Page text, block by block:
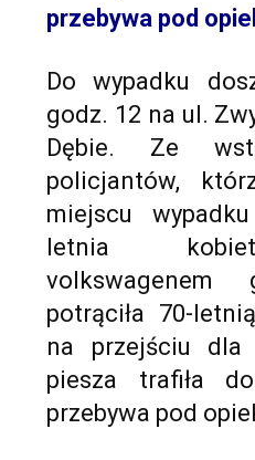
przebywa pod
Do wypadku
godz. 12 na ul.
Dębie. Ze
policjantów,
miejscu
letnia
volkswagenem
potrąciła 70-
na przejściu dla
piesza trafiła
przebywa pod